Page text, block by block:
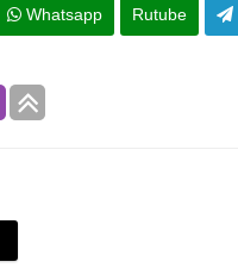
Whatsapp Rutube